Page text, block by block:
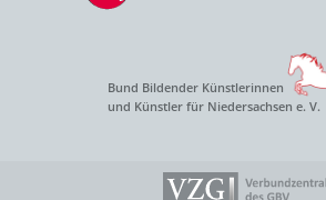
Bund Bildender Künstlerinnen
und Künstler für Niedersachsen e. V.